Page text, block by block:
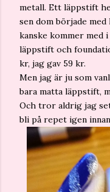
metall. Ett läppstift
sen dom började
kanske kommer med
läppstift och
kr, jag gav 59 kr.
Men jag är ju som
bara matta läppstift,
Och tror aldrig jag
bli på repet igen